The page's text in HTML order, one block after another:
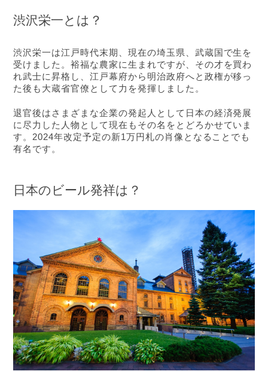
渋沢栄一とは？
渋沢栄一は江戸時代末期、現在の埼玉県、武蔵国で生を
受けました。裕福な農家に生まれですが、その才を買わ
れ武士に昇格し、江戸幕府から明治政府へと政権が移っ
た後も大蔵省官僚として力を発揮しました。
退官後はさまざまな企業の発起人として日本の経済発展
に尽力した人物として現在もその名をとどろかせていま
す。2024年改定予定の新1万円札の肖像となることでも
有名です。
日本のビール発祥は？